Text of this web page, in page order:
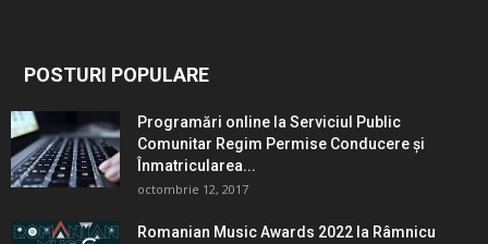
POSTURI POPULARE
Programări online la Serviciul Public
Comunitar Regim Permise Conducere şi
Înmatricularea...
octombrie 12, 2017
Romanian Music Awards 2022 la Râmnicu